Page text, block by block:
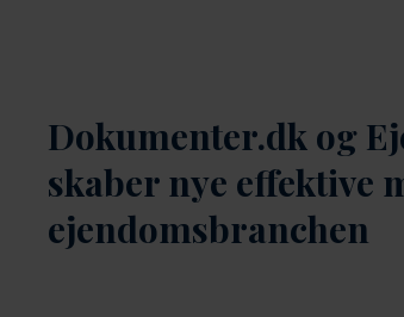
Dokumenter.dk og
skaber nye effektive
ejendomsbranchen